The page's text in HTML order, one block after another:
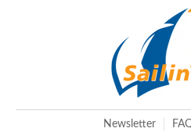
Newsletter